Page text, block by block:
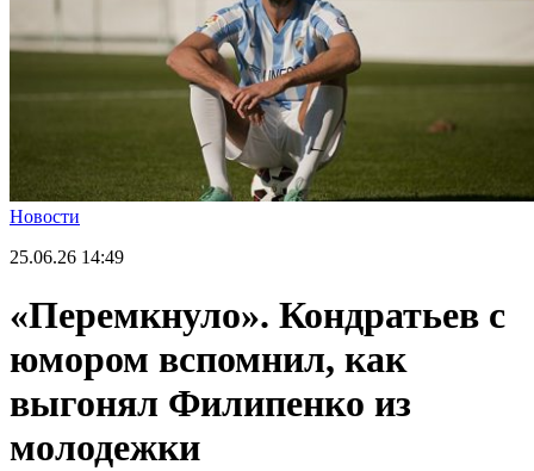
Новости
25.06.26 14:49
«Перемкнуло». Кондратьев с
юмором вспомнил, как
выгонял Филипенко из
молодежки